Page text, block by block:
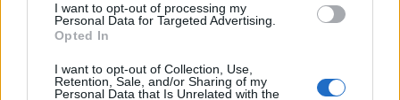
I want to opt-out of processing my
Personal Data for Targeted Advertising.
Opted In
I want to opt-out of Collection, Use,
Retention, Sale, and/or Sharing of my
Personal Data that Is Unrelated with the